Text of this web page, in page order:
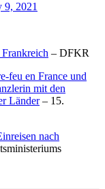
9, 2021
– DFKR
feu en France und
mit den
Länder– 15.
nach